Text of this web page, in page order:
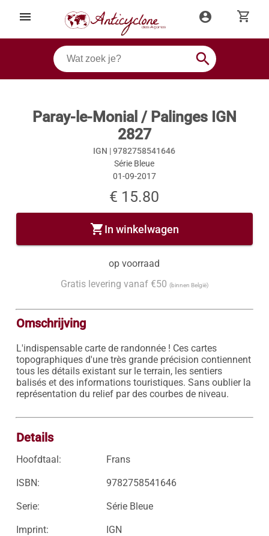
menu account_circle shopping_cart
search
Paray-le-Monial / Palinges IGN
2827
IGN |9782758541646
Série Bleue
01-09-2017
€ 15.80
shopping_cartIn winkelwagen
op voorraad
Gratis levering vanaf €50 (binnen België)
Omschrijving
L'indispensable carte de randonnée ! Ces cartes
topographiques d'une très grande précision contiennent
tous les détails existant sur le terrain, les sentiers
balisés et des informations touristiques. Sans oublier la
représentation du relief par des courbes de niveau.
Details
Hoofdtaal: Frans
ISBN: 9782758541646
Serie: Série Bleue
Imprint: IGN